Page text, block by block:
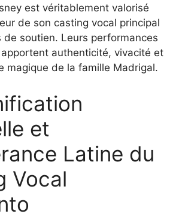
est véritablement valorisé
de son casting vocal principal
de soutien. Leurs performances
authenticité, vivacité et
magique de la famille Madrigal.
et
Latine du
Vocal